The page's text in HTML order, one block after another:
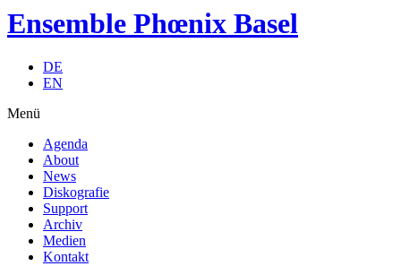
Ensemble Phœnix Basel
DE
EN
Menü
Agenda
About
News
Diskografie
Support
Archiv
Medien
Kontakt